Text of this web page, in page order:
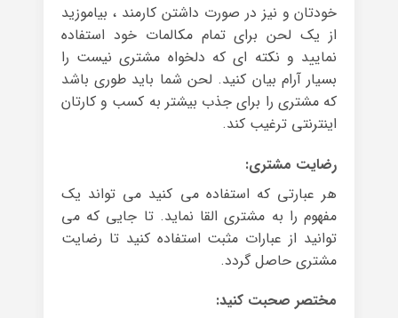
خودتان و نیز در صورت داشتن کارمند ، بیاموزید
از یک لحن برای تمام مکالمات خود استفاده
نمایید و نکته ای که دلخواه مشتری نیست را
بسیار آرام بیان کنید. لحن شما باید طوری باشد
که مشتری را برای جذب بیشتر به کسب و کارتان
اینترنتی ترغیب کند.
رضایت مشتری:
هر عبارتی که استفاده می کنید می تواند یک
مفهوم را به مشتری القا نماید. تا جایی که می
توانید از عبارات مثبت استفاده کنید تا رضایت
مشتری حاصل گردد.
مختصر صحبت کنید: